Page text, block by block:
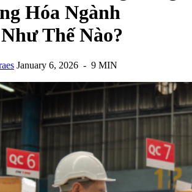
Hóa Ngành
Thế Nào?
January 6, 2026 - 9 MIN